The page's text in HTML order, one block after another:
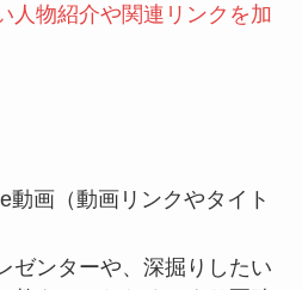
人物紹介や関連リンクを加
動画（動画リンクやタイト
ゼンターや、深掘りしたい